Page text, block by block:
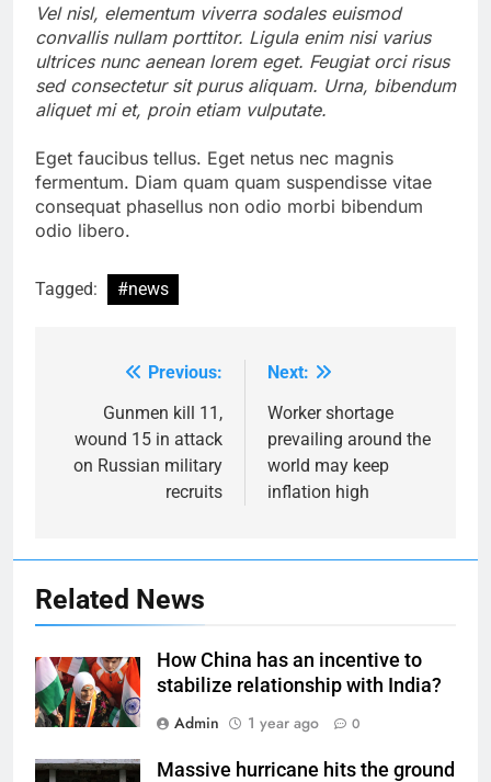
Vel nisl, elementum viverra sodales euismod
convallis nullam porttitor. Ligula enim nisi varius
ultrices nunc aenean lorem eget. Feugiat orci risus
sed consectetur sit purus aliquam. Urna, bibendum
aliquet mi et, proin etiam vulputate.
Eget faucibus tellus. Eget netus nec magnis
fermentum. Diam quam quam suspendisse vitae
consequat phasellus non odio morbi bibendum
odio libero.
Tagged: #news
navigation
Previous:
Gunmen kill 11,
wound 15 in attack
on Russian military
recruits
Next:
Worker shortage
prevailing around the
world may keep
inflation high
Related News
How China has an incentive to
stabilize relationship with India?
Admin
1 year ago 0
Massive hurricane hits the ground